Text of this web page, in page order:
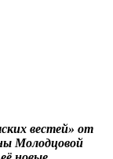
вестей» от
Молодцовой